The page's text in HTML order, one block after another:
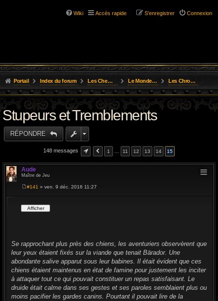
Wiki Accès rapide Connexion
S’enregistrer
Portail Index du forum Les Chemins de L'Aventure Le Monde D'Osgild Les Chroniques des Aventures
Stupeurs et Tremblements
RÉPONDRE
148 messages 1 11 12 13 14 15
Aude
Maître de Jeu
s
#141 » ven. 9 déc. 2016 11:27
Se rapprochant plus près des chiens, les aventuriers observèrent que
leur yeux étaient fixés sur la viande que tenait Bärador. Une
abondante salive apparut sous leur babines. Il était évident que ces
chiens étaient maintenus en état de famine pour justement les inciter
à attaquer tout ce qui pouvait constituer un repas satisfaisant. Le
druide était calme dans ses gestes et ses paroles semblaient plus ou
moins pacifier les gardes canins. Pourtant il pouvait lire de la